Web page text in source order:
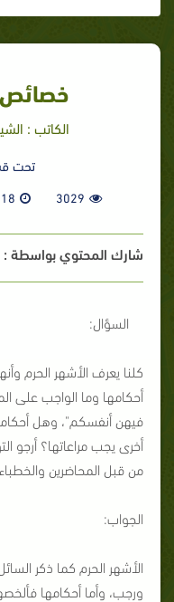
خصائص
الكاتب :
تحت
3029
شارك المحتوي بواسطة :
السؤال:
كلنا يعرف الأشهر الحرم
أحكامها وما الواجب على
فيهن أنفسكم"، وهل
أخرى يجب مراعاتها؟ أرجو
من قبل المحاضرين
الجواب:
الأشهر الحرم كما ذكر
ورجب، وأما أحكامها